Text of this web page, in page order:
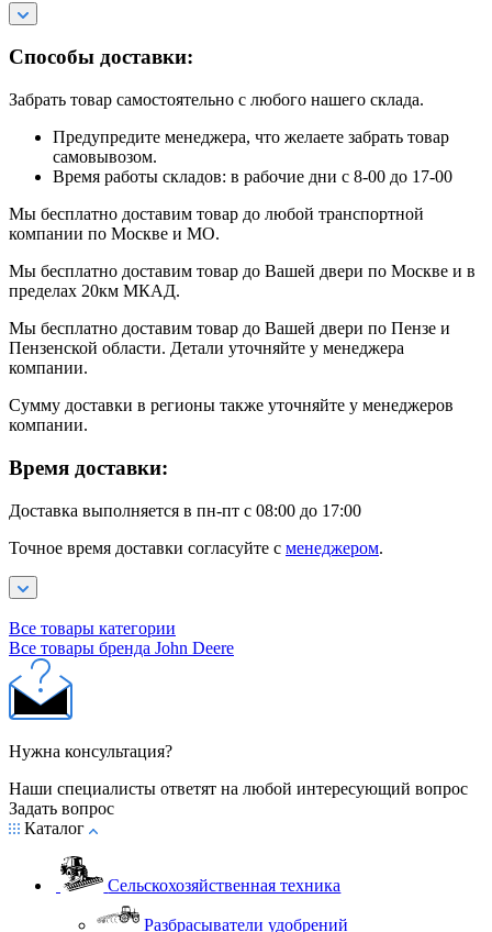
Способы доставки:
Забрать товар самостоятельно с любого нашего склада.
Предупредите менеджера, что желаете забрать товар
самовывозом.
Время работы складов: в рабочие дни с 8-00 до 17-00
Мы бесплатно доставим товар до любой транспортной
компании по Москве и МО.
Мы бесплатно доставим товар до Вашей двери по Москве и в
пределах 20км МКАД.
Мы бесплатно доставим товар до Вашей двери по Пензе и
Пензенской области. Детали уточняйте у менеджера
компании.
Сумму доставки в регионы также уточняйте у менеджеров
компании.
Время доставки:
Доставка выполняется в пн-пт с 08:00 до 17:00
Точное время доставки согласуйте с менеджером.
Все товары категории
Все товары бренда John Deere
Нужна консультация?
Наши специалисты ответят на любой интересующий вопрос
Задать вопрос
Каталог
Сельскохозяйственная техника
Разбрасыватели удобрений